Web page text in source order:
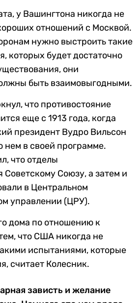
у Вашингтона никогда не
отношений с Москвой.
нужно выстроить такие
которых будет достаточно
они
быть взаимовыгодными.
что противостояние
еще с 1913 года, когда
президент Вудро Вильсон
нем в своей программе.
что отделы
Советскому Союзу, а затем и
в Центральном
управлении (ЦРУ).
дома по отношению к
что США никогда не
испытаниями, которые
считает Колесник.
зависть и желание